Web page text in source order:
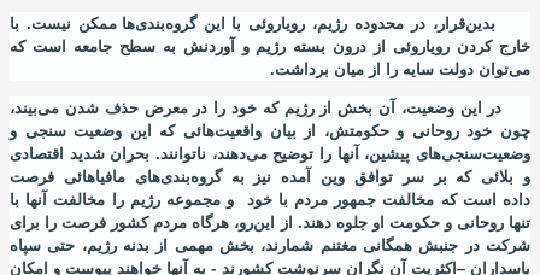
بدینقرار، در محدوده رﮊیم، رویاروئی با این گروهبندیها ممکن نیست. با
خارج کردن رویاروئی از درون بسته رﮊیم و آوردنش به سطح جامعه
است که
میتوان دولت سایه را از میان برداشت.
در این وضعیت، آن بخش از رﮊیم که خود را در معرض حذف شدن میبیند،
چون خود روحانی و حکومتش، از بیان واقعیتهائی که این وضعیت سنجی و
وضعیتسنجیهای پیشین، آنها را توضیح میدهند، ناتوانند. بحران شدید اقتصادی
و بلائی که بر سر توافق وین آمده نیز به گروهبندیهای مافیاهائی فرصت
داده
است که مخالفت جمهور مردم با خود و مجموعه رﮊیم را مخالفت آنها با
تنها روحانی و حکومت او جلوه دهند. از اینرو، هرگاه مردم کشور فرصت را برای
شرکت در جنبش همگانی مغتنم شمارند، بخش مهمی از بدنه رﮊیم، حتی سپاه
پاسداران –اکثریت آن نگران سرنوشت کشورند - به آنها خواهند پیوست و امکان